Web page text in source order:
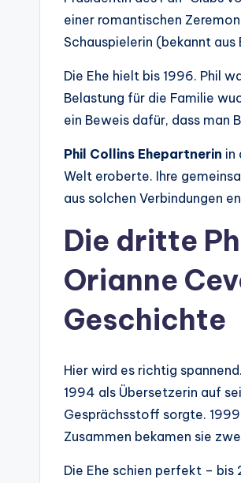
einer romantischen
Schauspielerin (bekannt aus
Die Ehe hielt bis 1996. Phil
Belastung für die Familie
ein Beweis dafür, dass man
Phil Collins Ehepartnerin in
Welt eroberte. Ihre
aus solchen Verbindungen
Die dritte
Orianne
Geschichte
Hier wird es richtig
1994 als Übersetzerin auf
Gesprächsstoff sorgte.
Zusammen bekamen sie
Die Ehe schien perfekt –